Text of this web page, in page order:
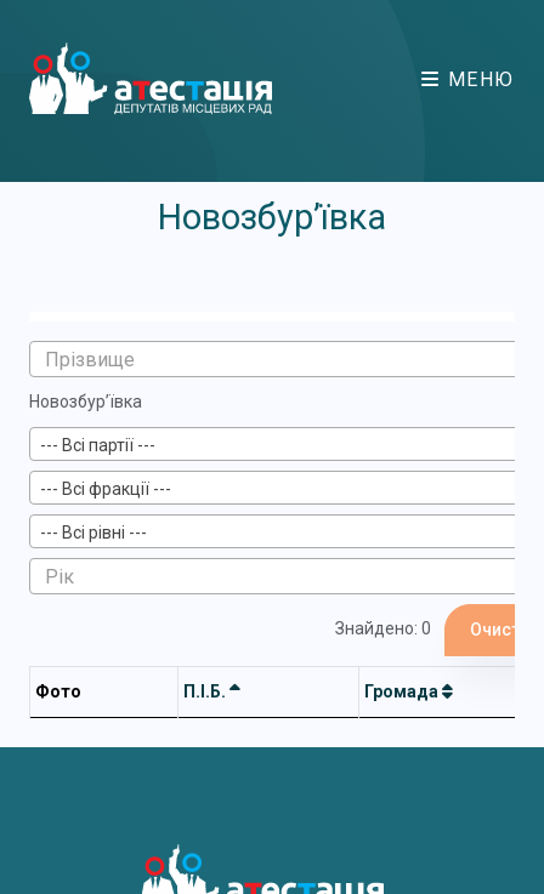
МЕНЮ
Новозбур’ївка
Новозбур’ївка
--- Всі партії ---
--- Всі фракції ---
--- Всі рівні ---
Знайдено: 0
Фото П.І.Б. Громада